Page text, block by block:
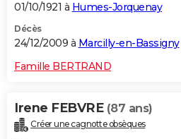
01/10/1921 à Humes-Jorquenay
Décès
24/12/2009 à Marcilly-en-Bassigny
Famille BERTRAND
Irene FEBVRE (87 ans)
Créer une cagnotte obsèques